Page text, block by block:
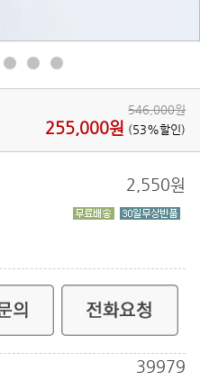
546,000원
255,000원 (53%할인)
2,550원
39979